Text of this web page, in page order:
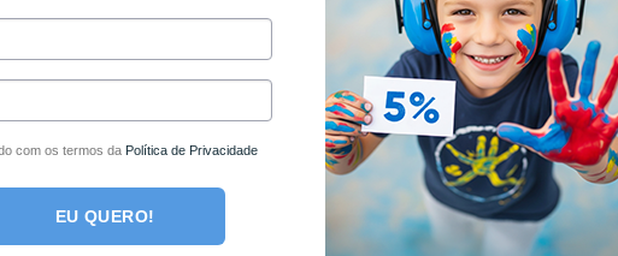
produto foi encontrado para a sua seleção.
por e-mail!
completa loja de produtos terapêuticos e sensoriais do Brasil!
com os termos da Política de Privacidade
EU QUERO!